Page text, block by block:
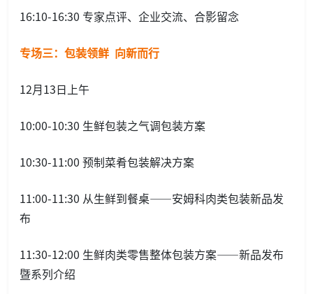
16:10-16:30 专家点评、企业交流、合影留念
专场三：包装领鲜 向新而行
12月13日上午
10:00-10:30 生鲜包装之气调包装方案
10:30-11:00 预制菜肴包装解决方案
11:00-11:30 从生鲜到餐桌——安姆科肉类包装新品发
布
11:30-12:00 生鲜肉类零售整体包装方案——新品发布
暨系列介绍